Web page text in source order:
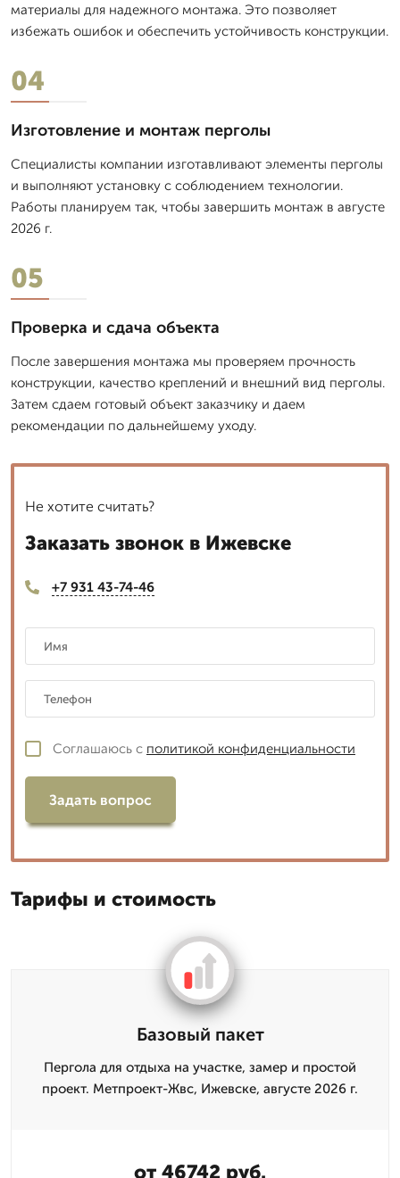
материалы для надежного монтажа. Это позволяет
избежать ошибок и обеспечить устойчивость конструкции.
04
Изготовление и монтаж перголы
Специалисты компании изготавливают элементы перголы
и выполняют установку с соблюдением технологии.
Работы планируем так, чтобы завершить монтаж в августе
2026 г.
05
Проверка и сдача объекта
После завершения монтажа мы проверяем прочность
конструкции, качество креплений и внешний вид перголы.
Затем сдаем готовый объект заказчику и даем
рекомендации по дальнейшему уходу.
Не хотите считать?
Заказать звонок в Ижевске
+7 931 43-74-46
Соглашаюсь с политикой конфиденциальности
Задать вопрос
Тарифы и стоимость
Базовый пакет
Пергола для отдыха на участке, замер и простой
проект. Метпроект-Жвс, Ижевске, августе 2026 г.
от 46742 руб.